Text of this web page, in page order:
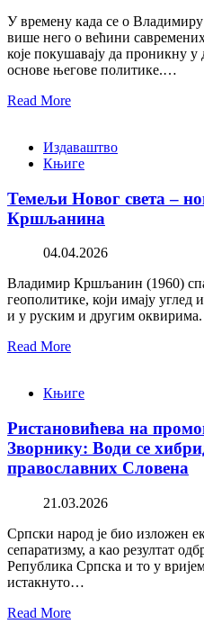
У времену када се о
више него о већини
које покушавају да проникну
основе његове политике.…
Read More
Издаваштво
Књиге
Темељи Новог света –
Кршљанина
04.04.2026
Владимир Кршљанин (1960)
геополитике, који имају углед
и у руским и другим
Read More
Књиге
Ристановићева на
Зворнику: Води се
православних Словена
21.03.2026
Српски народ је био изложен
сепаратизму, а као резултат
Република Српска и то у
истакнуто…
Read More